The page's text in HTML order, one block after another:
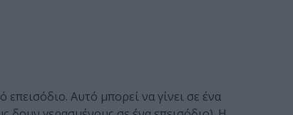
Αυτό μπορεί να γίνει σε ένα